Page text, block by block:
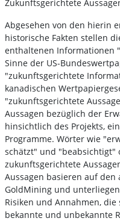
Zukunftsgerichtete
Abgesehen von den hierin
historische Fakten stellen
enthaltenen Informationen
Sinne der US-
"zukunftsgerichtete
kanadischen
"zukunftsgerichtete
Aussagen bezüglich der
hinsichtlich des Projekts,
Programme. Wörter wie
schätzt" und "beabsichtigt"
zukunftsgerichtete
Aussagen basieren auf den
GoldMining und
Risiken und Annahmen,
bekannte und unbekannte